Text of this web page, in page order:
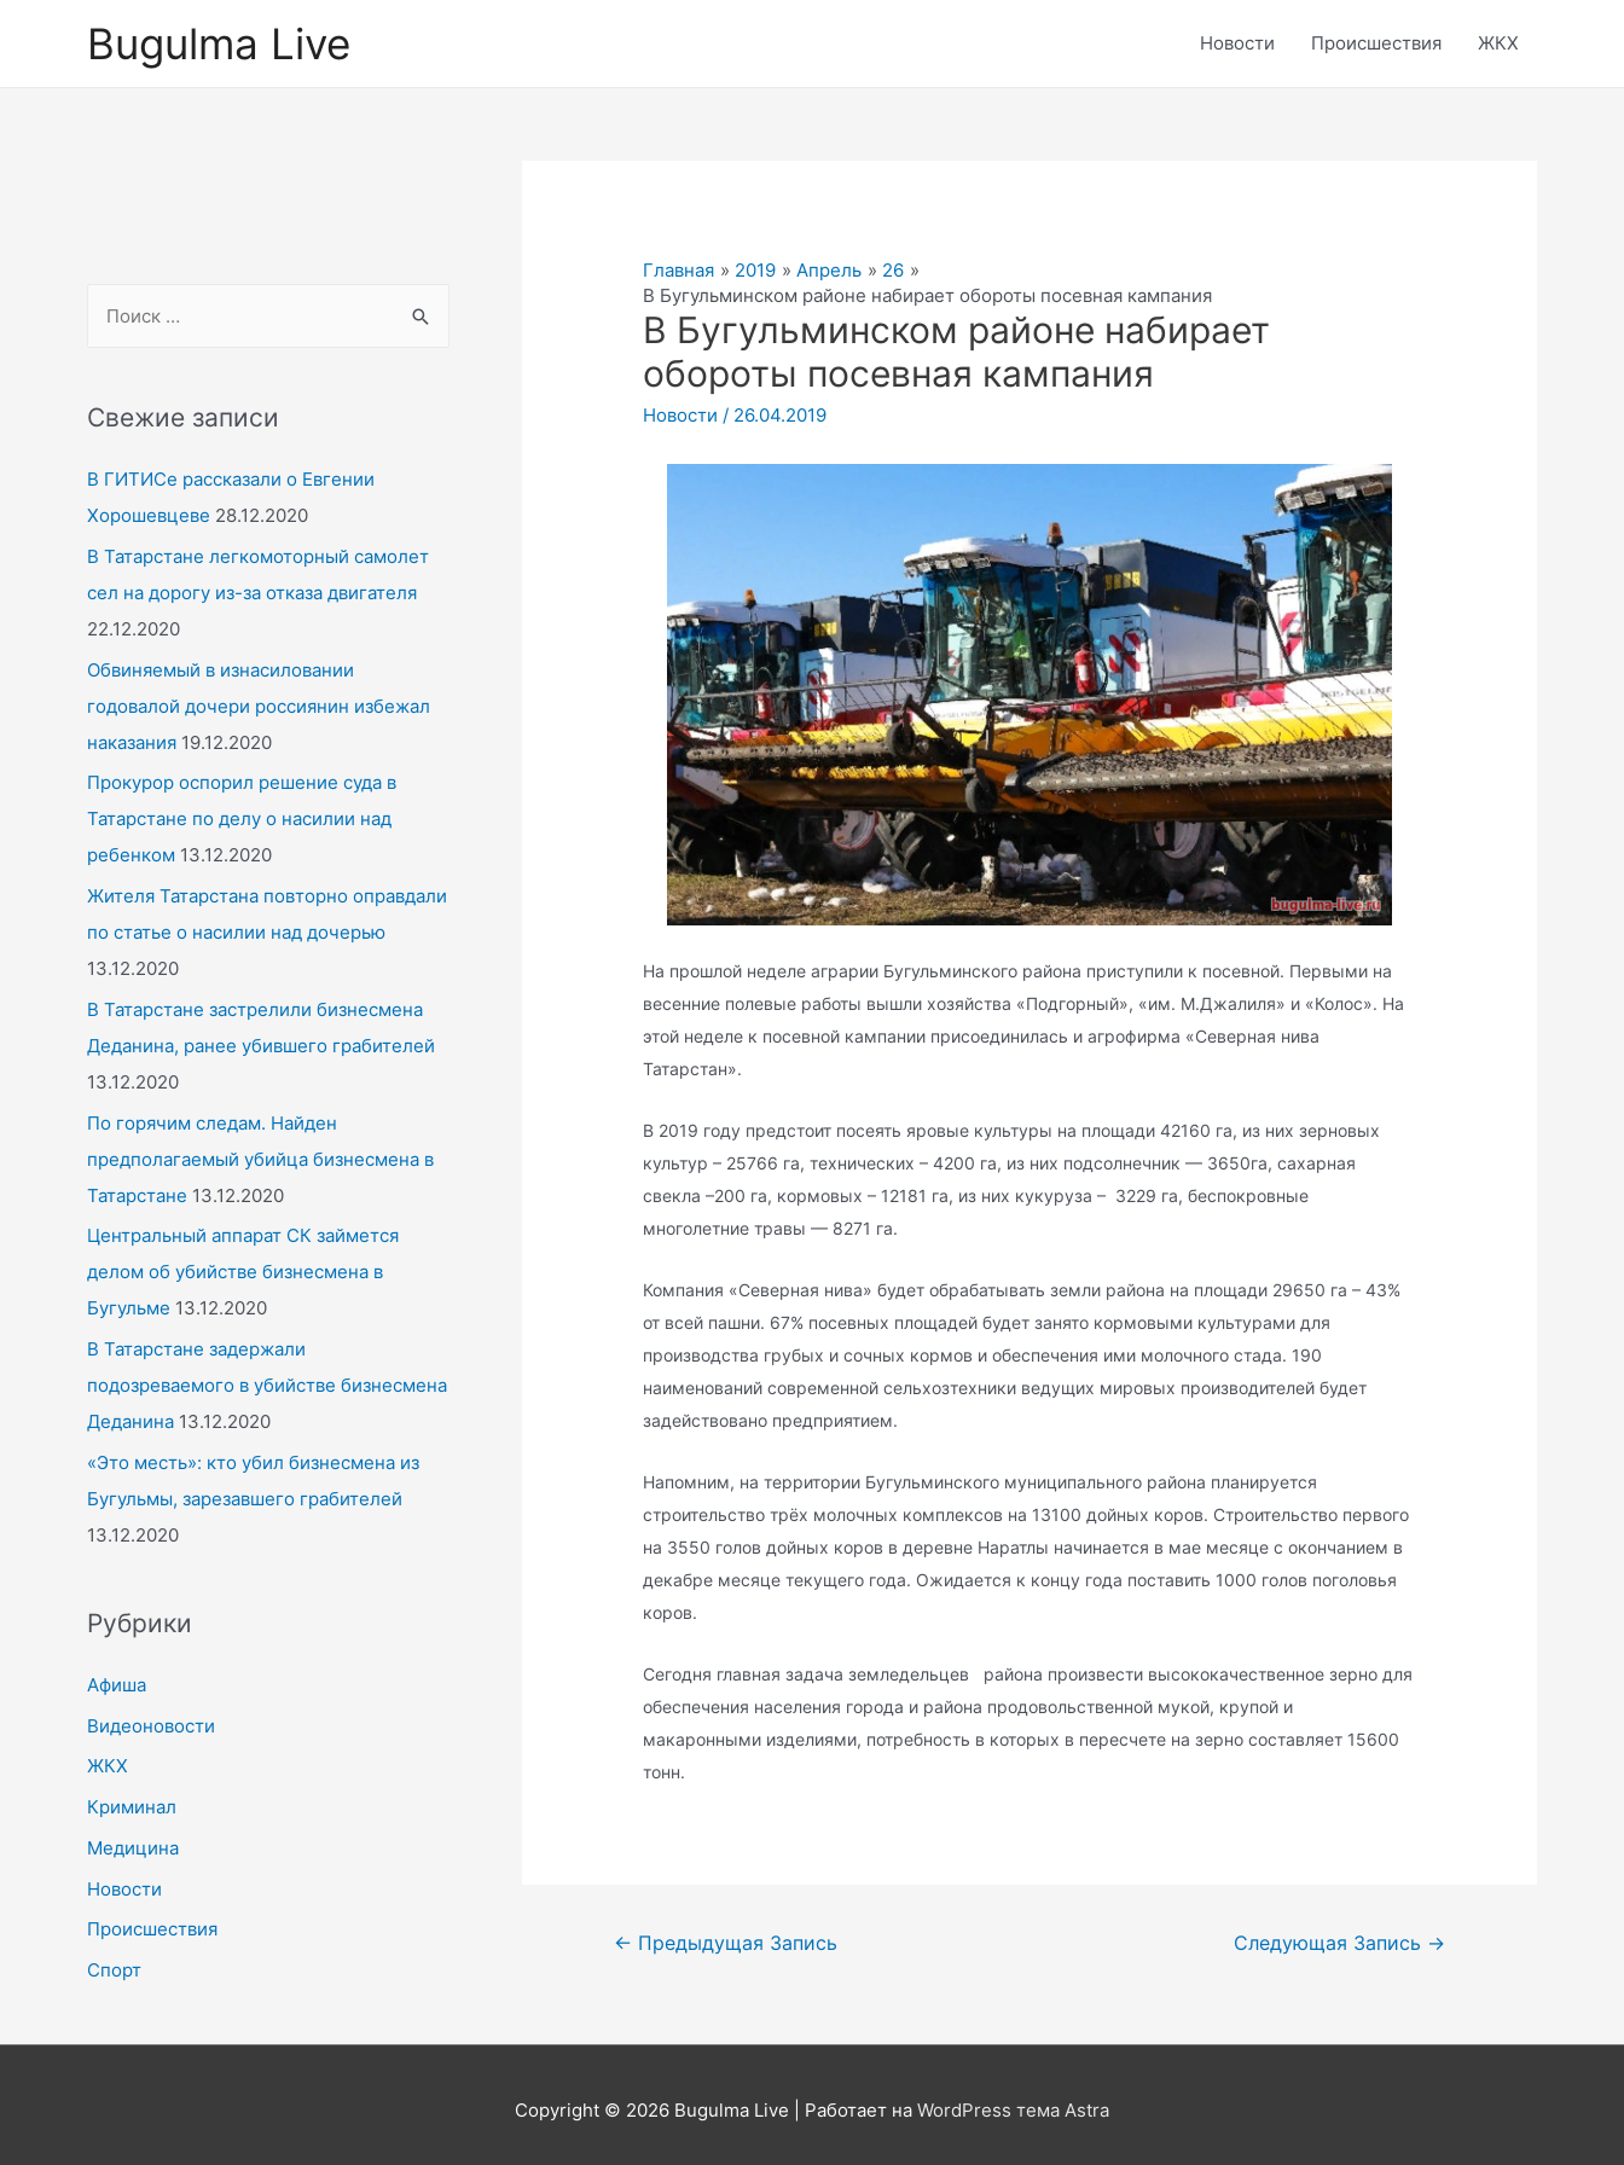
Bugulma Live Новости Происшествия ЖКХ
r
h
f
o
r
:
Свежие записи
В ГИТИСе рассказали о Евгении
Хорошевцеве 28.12.2020
В Татарстане легкомоторный самолет
сел на дорогу из-за отказа двигателя
22.12.2020
Обвиняемый в изнасиловании
годовалой дочери россиянин избежал
наказания 19.12.2020
Прокурор оспорил решение суда в
Татарстане по делу о насилии над
ребенком 13.12.2020
Жителя Татарстана повторно оправдали
по статье о насилии над дочерью
13.12.2020
В Татарстане застрелили бизнесмена
Деданина, ранее убившего грабителей
13.12.2020
По горячим следам. Найден
предполагаемый убийца бизнесмена в
Татарстане 13.12.2020
Центральный аппарат СК займется
делом об убийстве бизнесмена в
Бугульме 13.12.2020
В Татарстане задержали
подозреваемого в убийстве бизнесмена
Деданина 13.12.2020
«Это месть»: кто убил бизнесмена из
Бугульмы, зарезавшего грабителей
13.12.2020
Рубрики
Афиша
Видеоновости
ЖКХ
Криминал
Медицина
Новости
Происшествия
Спорт
Главная 2019 Апрель
26
В Бугульминском районе набирает обороты посевная кампания
В Бугульминском районе набирает
обороты посевная кампания
Новости / 26.04.2019
На прошлой неделе аграрии Бугульминского района приступили к посевной. Первыми на
весенние полевые работы вышли хозяйства «Подгорный», «им. М.Джалиля» и «Колос». На
этой неделе к посевной кампании присоединилась и агрофирма «Северная нива
Татарстан».
В 2019 году предстоит посеять яровые культуры на площади 42160 га, из них зерновых
культур – 25766 га, технических – 4200 га, из них подсолнечник — 3650га, сахарная
свекла –200 га, кормовых – 12181 га, из них кукуруза – 3229 га, беспокровные
многолетние травы — 8271 га.
Компания «Северная нива» будет обрабатывать земли района на площади 29650 га – 43%
от всей пашни. 67% посевных площадей будет занято кормовыми культурами для
производства грубых и сочных кормов и обеспечения ими молочного стада. 190
наименований современной сельхозтехники ведущих мировых производителей будет
задействовано предприятием.
Напомним, на территории Бугульминского муниципального района планируется
строительство трёх молочных комплексов на 13100 дойных коров. Строительство первого
на 3550 голов дойных коров в деревне Наратлы начинается в мае месяце с окончанием в
декабре месяце текущего года. Ожидается к концу года поставить 1000 голов поголовья
коров.
Сегодня главная задача земледельцев района произвести высококачественное зерно для
обеспечения населения города и района продовольственной мукой, крупой и
макаронными изделиями, потребность в которых в пересчете на зерно составляет 15600
тонн.
Навигация
← Предыдущая Запись Следующая Запись →
Copyright © 2026 Bugulma Live | Работает на WordPress тема Astra